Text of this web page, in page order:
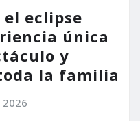
eclipse
única
y
la familia
2026